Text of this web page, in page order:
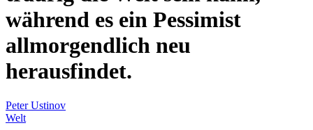
während es ein Pessimist
allmorgendlich neu
herausfindet.
Peter Ustinov
Welt